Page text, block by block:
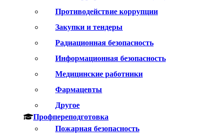
Противодействие коррупции
Закупки и тендеры
Радиационная безопасность
Информационная безопасность
Медицинские работники
Фармацевты
Другое
Профпереподготовка
Пожарная безопасность